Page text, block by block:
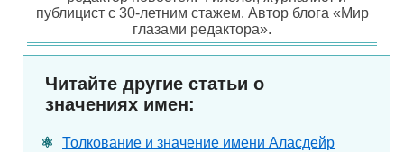
публицист с 30-летним стажем. Автор блога «Мир
глазами редактора».
Читайте другие статьи о
значениях имен:
Толкование и значение имени Аласдейр